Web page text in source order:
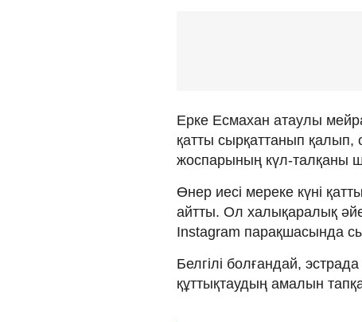
Ерке Есмахан атаулы
қатты сырқаттанып қалып,
жоспарының күл-талқаны
Өнер иесі мереке күні
айтты. Ол халықаралық
Instagram парақшасында
Белгілі болғандай,
құттықтаудың амалын